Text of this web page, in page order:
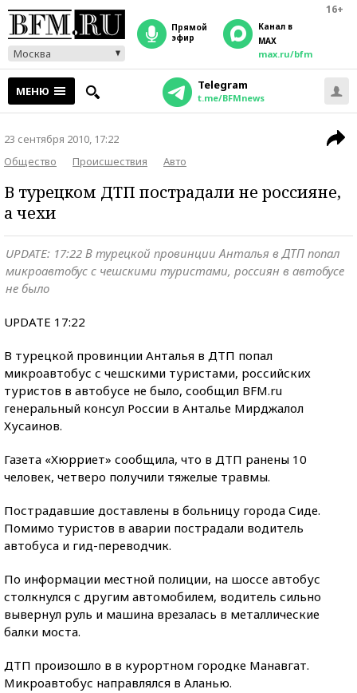
16+
Москва
прямой
эфир
Канал в
MAX
max.ru/bfm
МЕНЮ Telegram
t.me/BFMnews
23 сентября 2010, 17:22
Общество
Происшествия Авто
В турецком ДТП пострадали не россияне,
а чехи
UPDATE: 17:22 В турецкой провинции Анталья в ДТП попал
микроавтобус с чешскими туристами, россиян в автобусе
не было
UPDATE 17:22
В турецкой провинции Анталья в ДТП попал
микроавтобус с чешскими туристами, российских
туристов в автобусе не было, сообщил BFM.ru
генеральный консул России в Анталье Мирджалол
Хусаинов.
Газета «Хюрриет» сообщила, что в ДТП ранены 10
человек, четверо получили тяжелые травмы.
Пострадавшие доставлены в больницу города Сиде.
Помимо туристов в аварии пострадали водитель
автобуса и гид-переводчик.
По информации местной полиции, на шоссе автобус
столкнулся с другим автомобилем, водитель сильно
вывернул руль и машина врезалась в металлические
балки моста.
ДТП произошло в в курортном городке Манавгат.
Микроавтобус направлялся в Аланью.